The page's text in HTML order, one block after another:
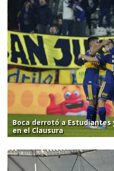
Boca derrotó a
en el Clausura